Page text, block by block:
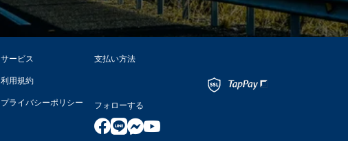
サービス
利用規約
プライバシーポリシー
支払い方法
フォローする